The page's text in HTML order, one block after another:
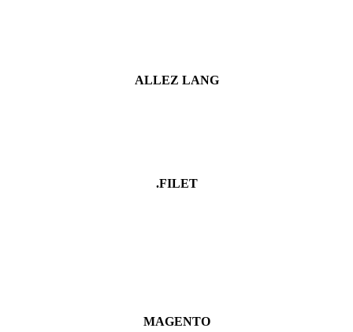
ALLEZ LANG
.FILET
MAGENTO